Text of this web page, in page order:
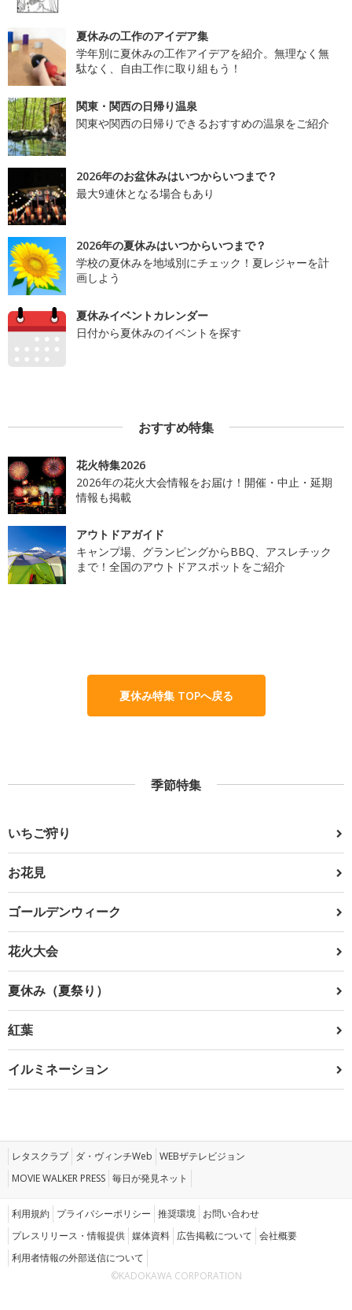
夏休みの工作のアイデア集
学年別に夏休みの工作アイデアを紹介。無理なく無
駄なく、自由工作に取り組もう！
関東・関西の日帰り温泉
関東や関西の日帰りできるおすすめの温泉をご紹介
2026年のお盆休みはいつからいつまで？
最大9連休となる場合もあり
2026年の夏休みはいつからいつまで？
学校の夏休みを地域別にチェック！夏レジャーを計
画しよう
夏休みイベントカレンダー
日付から夏休みのイベントを探す
おすすめ特集
花火特集2026
2026年の花火大会情報をお届け！開催・中止・延期
情報も掲載
アウトドアガイド
キャンプ場、グランピングからBBQ、アスレチック
まで！全国のアウトドアスポットをご紹介
夏休み特集 TOPへ戻る
季節特集
いちご狩り
お花見
ゴールデンウィーク
花火大会
夏休み（夏祭り）
紅葉
イルミネーション
レタスクラブ ダ・ヴィンチWeb WEBザテレビジョン
MOVIE WALKER PRESS 毎日が発見ネット
利用規約 プライバシーポリシー 推奨環境 お問い合わせ
プレスリリース・情報提供 媒体資料 広告掲載について 会社概要
利用者情報の外部送信について
©KADOKAWA CORPORATION